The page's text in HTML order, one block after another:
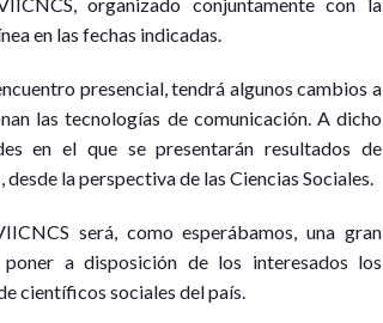
en las fechas indicadas.
presencial, tendrá algunos cambios a
las tecnologías de comunicación. A dicho
en el que se presentarán resultados de
la perspectiva de las Ciencias Sociales.
será, como esperábamos, una gran
a disposición de los interesados los
científicos sociales del país.